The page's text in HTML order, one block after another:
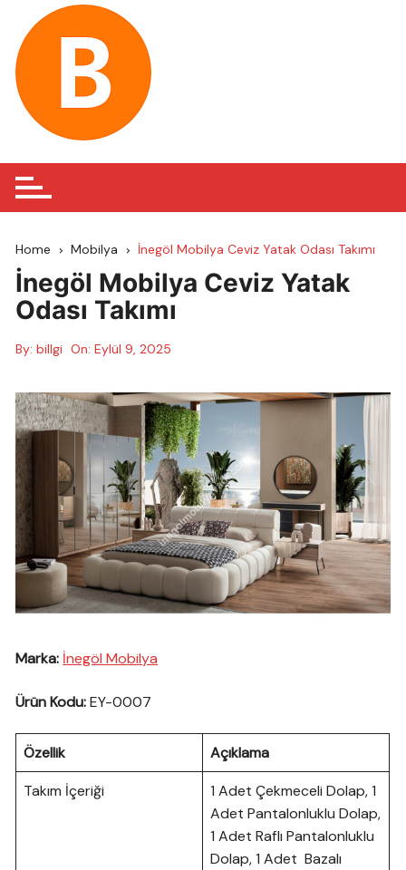
content
Home Mobilya İnegöl Mobilya Ceviz Yatak Odası Takımı
İnegöl Mobilya Ceviz Yatak
Odası Takımı
By: billgi On:Eylül 9, 2025
Marka: İnegöl Mobilya
Ürün Kodu:EY-0007
Özellik
Açıklama
Takım İçeriği
1 Adet Çekmeceli Dolap, 1
Adet Pantalonluklu Dolap,
1 Adet Raflı Pantalonluklu
Dolap, 1 Adet Bazalı